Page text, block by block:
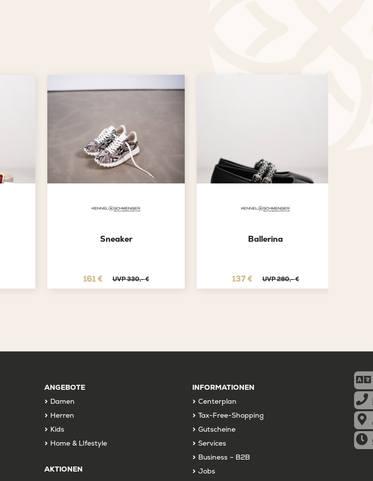
Sneaker
161 € UVP 330,- €
Ballerina
137 € UVP 280,- €
ANGEBOTE
Damen
Herren
Kids
Home & LIfestyle
AKTIONEN
INFORMATIONEN
Centerplan
Tax-Free-Shopping
Gutscheine
Services
Business – B2B
Jobs